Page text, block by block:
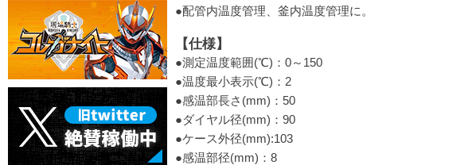
●配管内温度管理、釜内温度管理に。
【仕様】
●測定温度範囲(℃)：0～150
●温度最小表示(℃)：2
●感温部長さ(mm)：50
●ダイヤル径(mm)：90
●ケース外径(mm):103
●感温部径(mm)：8